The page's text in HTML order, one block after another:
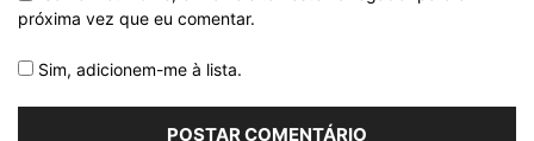
próxima vez que eu comentar.
Sim, adicionem-me à lista.